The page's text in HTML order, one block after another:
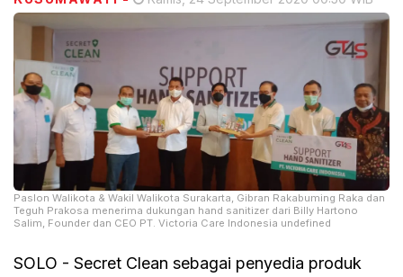
Paslon Walikota & Wakil Walikota Surakarta, Gibran Rakabuming Raka dan
Teguh Prakosa menerima dukungan hand sanitizer dari Billy Hartono
Salim, Founder dan CEO PT. Victoria Care Indonesia undefined
SOLO - Secret Clean sebagai penyedia produk